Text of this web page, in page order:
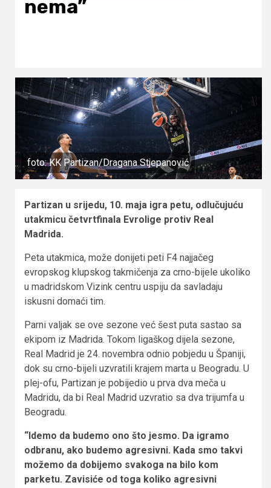
nema”
foto: KK Partizan/Dragana Stjepanović
Partizan u srijedu, 10. maja igra petu, odlučujuću
utakmicu četvrtfinala Evrolige protiv Real
Madrida.
Peta utakmica, može donijeti peti F4 najjačeg
evropskog klupskog takmičenja za crno-bijele ukoliko
u madridskom Vizink centru uspiju da savladaju
iskusni domaći tim.
Parni valjak se ove sezone već šest puta sastao sa
ekipom iz Madrida. Tokom ligaškog dijela sezone,
Real Madrid je 24. novembra odnio pobjedu u Španiji,
dok su crno-bijeli uzvratili krajem marta u Beogradu. U
plej-ofu, Partizan je pobijedio u prva dva meča u
Madridu, da bi Real Madrid uzvratio sa dva trijumfa u
Beogradu.
“Idemo da budemo ono što jesmo. Da igramo
odbranu, ako budemo agresivni. Kada smo takvi
možemo da dobijemo svakoga na bilo kom
parketu. Zavisiće od toga koliko agresivni